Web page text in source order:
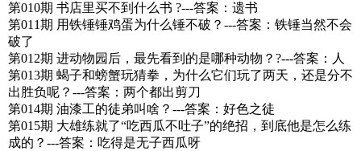
第010期 书店里买不到什么书 ?---答案：遗书
第011期 用铁锤锤鸡蛋为什么锤不破？---答案：铁锤当然不会
破了
第012期 进动物园后，最先看到的是哪种动物？?---答案：人
第013期 蝎子和螃蟹玩猜拳，为什么它们玩了两天，还是分不
出胜负呢？---答案：两个都出剪刀
第014期 油漆工的徒弟叫啥？---答案：好色之徒
第015期 大雄练就了“吃西瓜不吐子”的绝招，到底他是怎么练
成的？---答案：吃得是无子西瓜呀